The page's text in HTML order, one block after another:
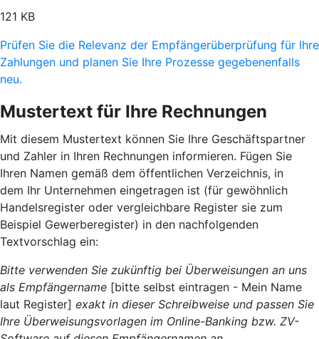
121 KB
Prüfen Sie die Relevanz der Empfängerüberprüfung für Ihre
Zahlungen und planen Sie Ihre Prozesse gegebenenfalls
neu.
Mustertext für Ihre Rechnungen
Mit diesem Mustertext können Sie Ihre Geschäftspartner
und Zahler in Ihren Rechnungen informieren. Fügen Sie
Ihren Namen gemäß dem öffentlichen Verzeichnis, in
dem Ihr Unternehmen eingetragen ist (für gewöhnlich
Handelsregister oder vergleichbare Register sie zum
Beispiel Gewerberegister) in den nachfolgenden
Textvorschlag ein:
Bitte verwenden Sie zukünftig bei Überweisungen an uns
als Empfängername [bitte selbst eintragen - Mein Name
laut Register] exakt in dieser Schreibweise und passen Sie
Ihre Überweisungsvorlagen im Online-Banking bzw. ZV-